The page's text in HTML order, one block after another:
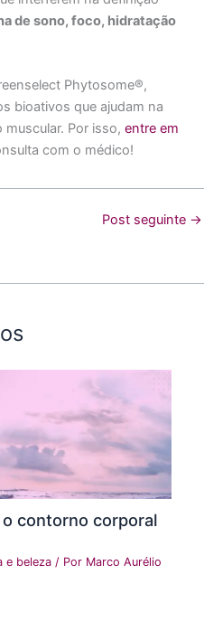
de sono, foco, hidratação
Phytosome®,
bioativos que ajudam na
Por isso, entre em
com o médico!
Post seguinte →
contorno corporal
e beleza / Por Marco Aurélio